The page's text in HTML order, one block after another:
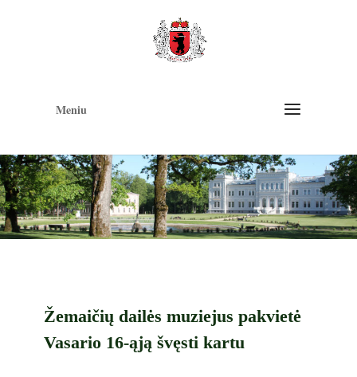
Meniu
Žemaičių dailės muziejus pakvietė
Vasario 16-ąją švęsti kartu